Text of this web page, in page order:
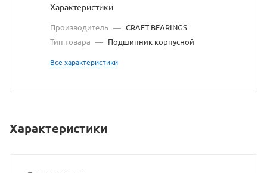
разрешения
владельца
сайта
Характеристики
Производитель — CRAFT BEARINGS
Тип товара — Подшипник корпусной
Все характеристики
Характеристики